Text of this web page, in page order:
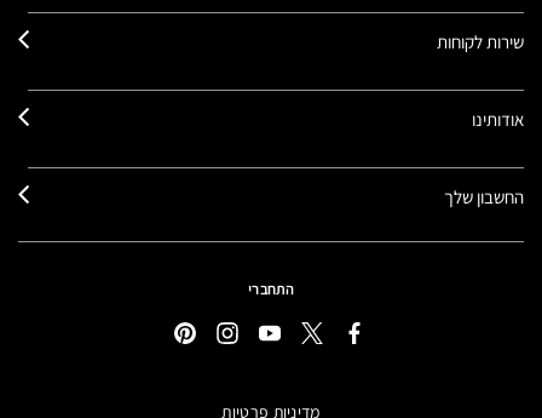
שירות לקוחות
אודותינו
החשבון שלך
התחברי
מדיניות פרטיות